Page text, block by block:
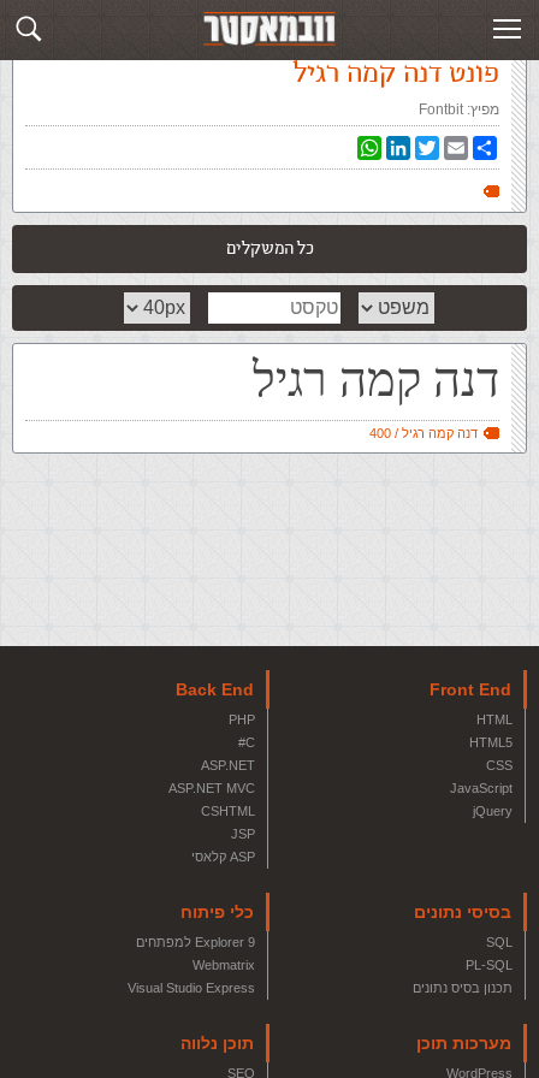
עמוד ראשי פונט דנה קמה רגיל
פונט דנה קמה רגיל
מפיץ:Fontbit
WhatsAppLinkedInTwitterEmailShare
כל המשקלים
דנה קמה רגיל
דנה קמה רגיל / 400
Front End
HTML
HTML5
CSS
JavaScript
jQuery
Back End
PHP
C#
ASP.NET
ASP.NET MVC
CSHTML
JSP
ASP קלאסי
בסיסי נתונים
SQL
PL-SQL
תכנון בסיס נתונים
כלי פיתוח
Explorer 9 למפתחים
Webmatrix
Visual Studio Express
מערכות תוכן
WordPress
תוכן נלווה
SEO